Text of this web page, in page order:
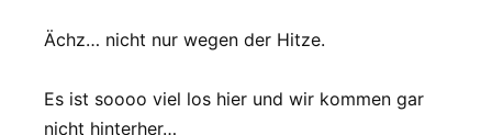
Ächz… nicht nur wegen der Hitze.
Es ist soooo viel los hier und wir kommen gar
nicht hinterher…